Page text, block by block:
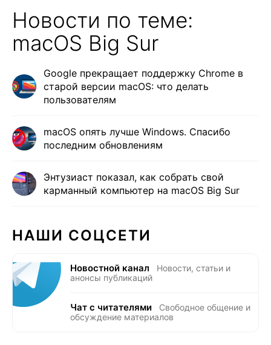
Новости по теме:
macOS Big Sur
Google прекращает поддержку Chrome в
старой версии macOS: что делать
пользователям
macOS опять лучше Windows. Спасибо
последним обновлениям
Энтузиаст показал, как собрать свой
карманный компьютер на macOS Big Sur
НАШИ СОЦСЕТИ
Новостной канал
Новости, статьи и
анонсы публикаций
Чат с читателями
Свободное общение и
обсуждение материалов